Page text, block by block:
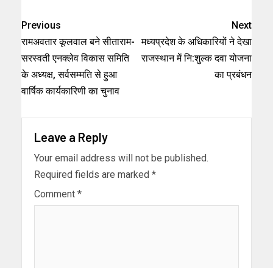
Previous
रामअवतार कूलवाल बने सीताराम-
सरस्वती एनक्लेव विकास समिति
के अध्यक्ष, सर्वसम्मति से हुआ
वार्षिक कार्यकारिणी का चुनाव
Next
मध्यप्रदेश के अधिकारियों ने देखा
राजस्थान में नि:शुल्क दवा योजना
का प्रबंधन
Leave a Reply
Your email address will not be published.
Required fields are marked *
Comment *